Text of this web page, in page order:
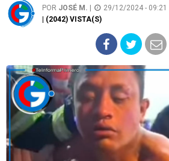
POR JOSÉ M. 29/12/2024 - 09:21 |
| (2042) VISTA(S)